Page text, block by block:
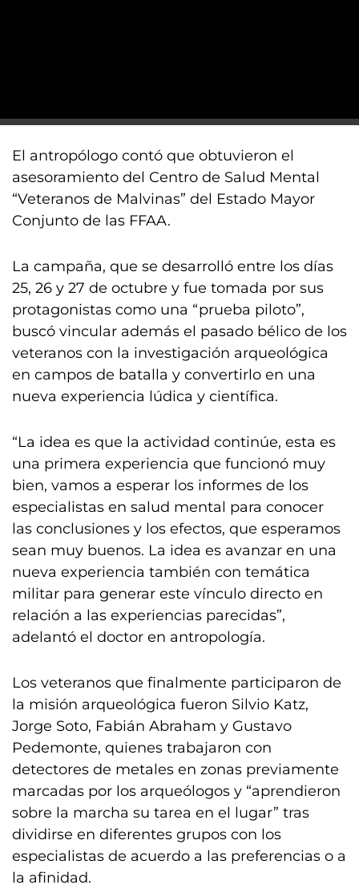
El antropólogo contó que obtuvieron el
asesoramiento del Centro de Salud Mental
“Veteranos de Malvinas” del Estado Mayor
Conjunto de las FFAA.
La campaña, que se desarrolló entre los días
25, 26 y 27 de octubre y fue tomada por sus
protagonistas como una “prueba piloto”,
buscó vincular además el pasado bélico de los
veteranos con la investigación arqueológica
en campos de batalla y convertirlo en una
nueva experiencia lúdica y científica.
“La idea es que la actividad continúe, esta es
una primera experiencia que funcionó muy
bien, vamos a esperar los informes de los
especialistas en salud mental para conocer
las conclusiones y los efectos, que esperamos
sean muy buenos. La idea es avanzar en una
nueva experiencia también con temática
militar para generar este vínculo directo en
relación a las experiencias parecidas”,
adelantó el doctor en antropología.
Los veteranos que finalmente participaron de
la misión arqueológica fueron Silvio Katz,
Jorge Soto, Fabián Abraham y Gustavo
Pedemonte, quienes trabajaron con
detectores de metales en zonas previamente
marcadas por los arqueólogos y “aprendieron
sobre la marcha su tarea en el lugar” tras
dividirse en diferentes grupos con los
especialistas de acuerdo a las preferencias o a
la afinidad.